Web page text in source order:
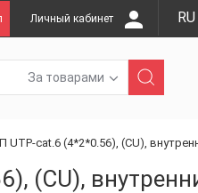
Личный кабинет RU
За товарами
UTP-cat.6 (4*2*0.56), (CU),
(CU),